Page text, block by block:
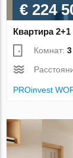
€ 224
Квартира
Комнат:3
PROinvest